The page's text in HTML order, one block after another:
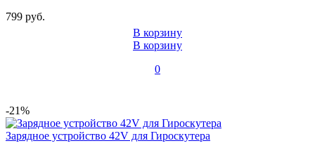
799 руб.
В корзину
В корзину
0
-21%
Зарядное устройство 42V для Гироскутера